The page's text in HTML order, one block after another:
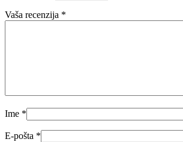
Vaša recenzija *
Ime *
E-pošta *